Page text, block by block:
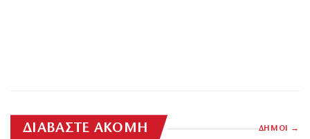
ΔΙΑΒΑΣΤΕ ΑΚΟΜΗ ΔΗΜΟΙ